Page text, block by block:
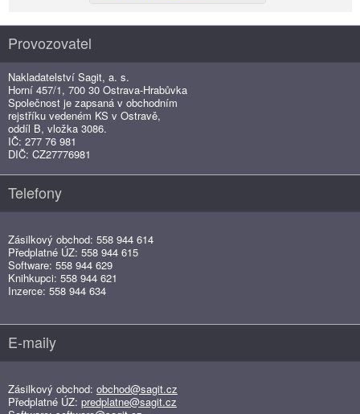
Provozovatel
Nakladatelství Sagit, a. s.
Horní 457/1, 700 30 Ostrava-Hrabůvka
Společnost je zapsaná v obchodním
rejstříku vedeném KS v Ostravě,
oddíl B, vložka 3086.
IČ: 277 76 981
DIČ: CZ27776981
Telefony
Zásilkový obchod: 558 944 614
Předplatné ÚZ: 558 944 615
Software: 558 944 629
Knihkupci: 558 944 621
Inzerce: 558 944 634
E-maily
Zásilkový obchod: obchod@sagit.cz
Předplatné ÚZ: predplatne@sagit.cz